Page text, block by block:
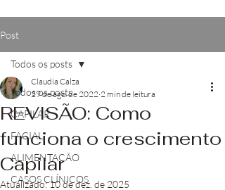
Post
Todos os posts
CAPILAR
FACIAL
ALIMENTAÇÃO
CASOS CLÍNICOS
Todos os posts
REVISÃO: Como
funciona o crescimento
Capilar
Claudia Calza
29 de ago. de 2022 2 min de leitura
Atualizado:10 de dez. de 2025